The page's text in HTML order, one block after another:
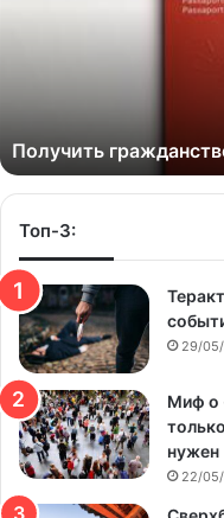
Получить
Топ-3:
29/
Миф о
нужен
22/